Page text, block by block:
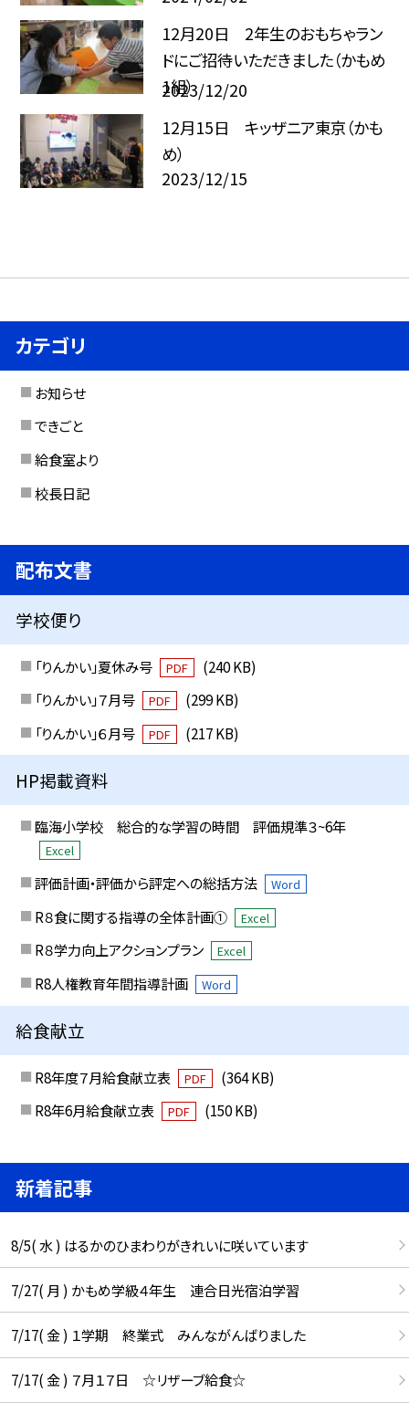
12月20日 2年生のおもちゃラン
ドにご招待いただきました（かもめ
1組）
2023/12/20
12月15日 キッザニア東京（かも
め）
2023/12/15
カテゴリ
お知らせ
できごと
給食室より
校長日記
配布文書
学校便り
「りんかい」夏休み号 PDF
(240 KB)
「りんかい」７月号
PDF
(299 KB)
「りんかい」６月号
PDF (217 KB)
HP掲載資料
臨海小学校 総合的な学習の時間 評価規準３~6年
Excel
評価計画・評価から評定への総括方法 Word
R８食に関する指導の全体計画① Excel
R８学力向上アクションプラン Excel
R8人権教育年間指導計画 Word
給食献立
R8年度７月給食献立表 PDF
(364 KB)
R8年6月給食献立表
PDF (150 KB)
新着記事
8/5( 水 ) はるかのひまわりがきれいに咲いています
7/27( 月 ) かもめ学級４年生 連合日光宿泊学習
7/17( 金 ) １学期 終業式 みんながんばりました
7/17( 金 ) ７月１７日 ☆リザーブ給食☆